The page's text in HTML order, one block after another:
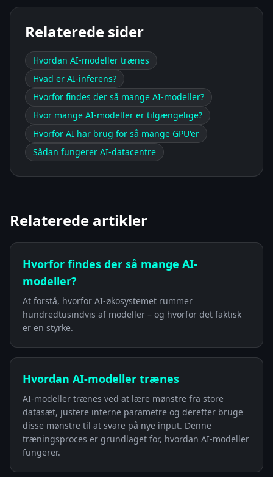
Relaterede sider
Hvordan AI-modeller trænes
Hvad er AI-inferens?
Hvorfor findes der så mange AI-modeller?
Hvor mange AI-modeller er tilgængelige?
Hvorfor AI har brug for så mange GPU'er
Sådan fungerer AI-datacentre
Relaterede artikler
Hvorfor findes der så mange AI-
modeller?
At forstå, hvorfor AI-økosystemet rummer
hundredtusindvis af modeller – og hvorfor det faktisk
er en styrke.
Hvordan AI-modeller trænes
AI-modeller trænes ved at lære mønstre fra store
datasæt, justere interne parametre og derefter bruge
disse mønstre til at svare på nye input. Denne
træningsproces er grundlaget for, hvordan AI-modeller
fungerer.